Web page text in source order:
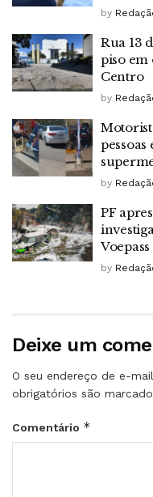
by
Rua 13
piso em
Centro
by
by
PF
by
Deixe um
O seu endereço de e-
obrigatórios são
Comentário *